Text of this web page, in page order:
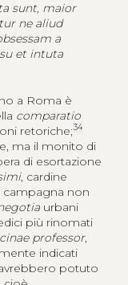
sunt, maior
ne aliud
a
et intuta
a Roma è
comparatio
retoriche;34
ma il monito di
di esortazione
, cardine
campagna non
urbani
più rinomati
professor,
indicati
potuto